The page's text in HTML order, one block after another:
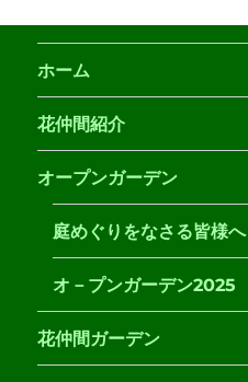
ホーム
花仲間紹介
オープンガーデン
庭めぐりをなさる皆様へ
オ－プンガーデン2025
花仲間ガーデン